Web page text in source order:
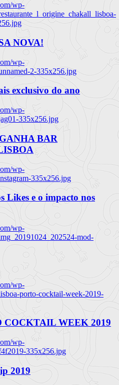
wp-
NOVA!
wp-
2-335x256.jpg
exclusivo do ano
wp-
335x256.jpg
BAR
wp-
335x256.jpg
Likes e o impacto nos
wp-
mod-
wp-
porto-cocktail-week-2019-
COCKTAIL WEEK 2019
wp-
335x256.jpg
2019